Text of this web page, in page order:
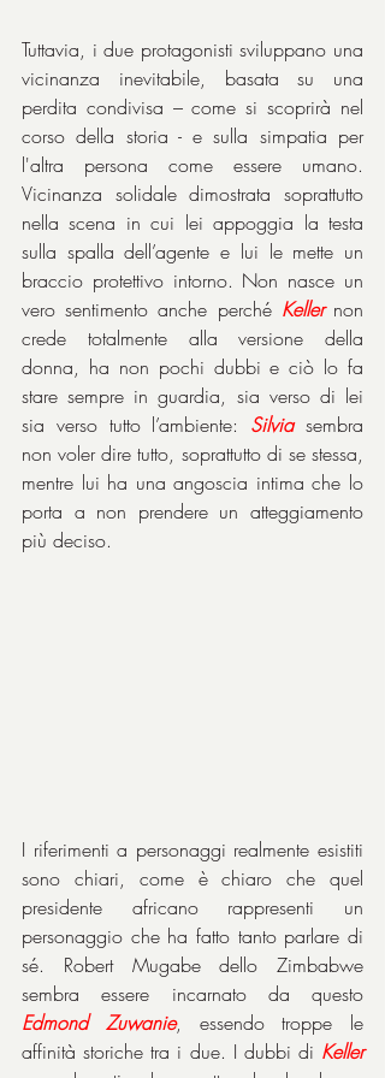
Tuttavia, i due protagonisti sviluppano una
vicinanza inevitabile, basata su una
perdita condivisa – come si scoprirà nel
corso della storia - e sulla simpatia per
l'altra persona come essere umano.
Vicinanza solidale dimostrata soprattutto
nella scena in cui lei appoggia la testa
sulla spalla dell’agente e lui le mette un
braccio protettivo intorno. Non nasce un
vero sentimento anche perché Keller non
crede totalmente alla versione della
donna, ha non pochi dubbi e ciò lo fa
stare sempre in guardia, sia verso di lei
sia verso tutto l’ambiente: Silvia sembra
non voler dire tutto, soprattutto di se stessa,
mentre lui ha una angoscia intima che lo
porta a non prendere un atteggiamento
più deciso.
I riferimenti a personaggi realmente esistiti
sono chiari, come è chiaro che quel
presidente africano rappresenti un
personaggio che ha fatto tanto parlare di
sé. Robert Mugabe dello Zimbabwe
Edmond Zuwanie, essendo troppe le
affinità storiche tra i due. I dubbi di Keller